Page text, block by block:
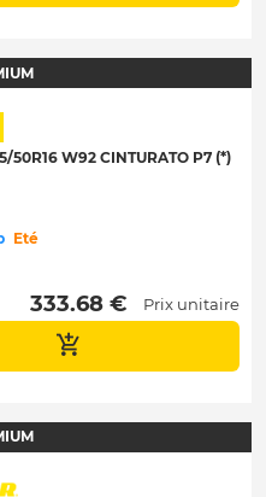
50R16 W92 CINTURATO P7 (*)
Eté
333.68 € Prix unitaire